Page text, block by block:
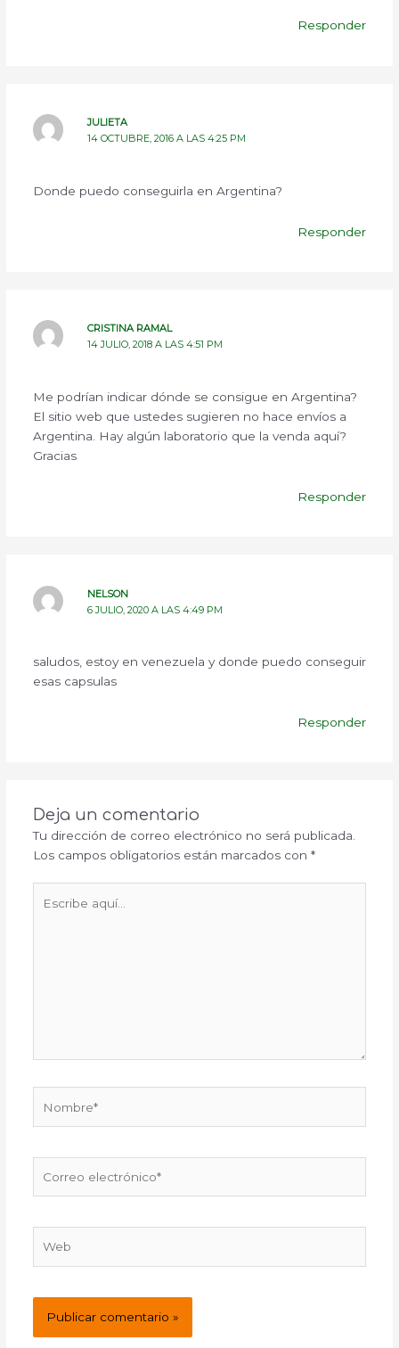
Responder
JULIETA
14 OCTUBRE, 2016 A LAS 4:25 PM
Donde puedo conseguirla en Argentina?
Responder
CRISTINA RAMAL
14 JULIO, 2018 A LAS 4:51 PM
Me podrían indicar dónde se consigue en Argentina?
El sitio web que ustedes sugieren no hace envíos a
Argentina. Hay algún laboratorio que la venda aquí?
Gracias
Responder
NELSON
6 JULIO, 2020 A LAS 4:49 PM
saludos, estoy en venezuela y donde puedo conseguir
esas capsulas
Responder
Deja un comentario
Tu dirección de correo electrónico no será publicada.
Los campos obligatorios están marcados con *
aquí...
electrónico*